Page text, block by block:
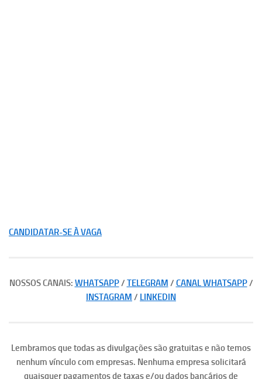
CANDIDATAR-SE À VAGA
NOSSOS CANAIS: WHATSAPP/ TELEGRAM / CANAL WHATSAPP/
INSTAGRAM / LINKEDIN
Lembramos que todas as divulgações são gratuitas e não temos
nenhum vínculo com empresas. Nenhuma empresa solicitará
quaisquer pagamentos de taxas e/ou dados bancários de